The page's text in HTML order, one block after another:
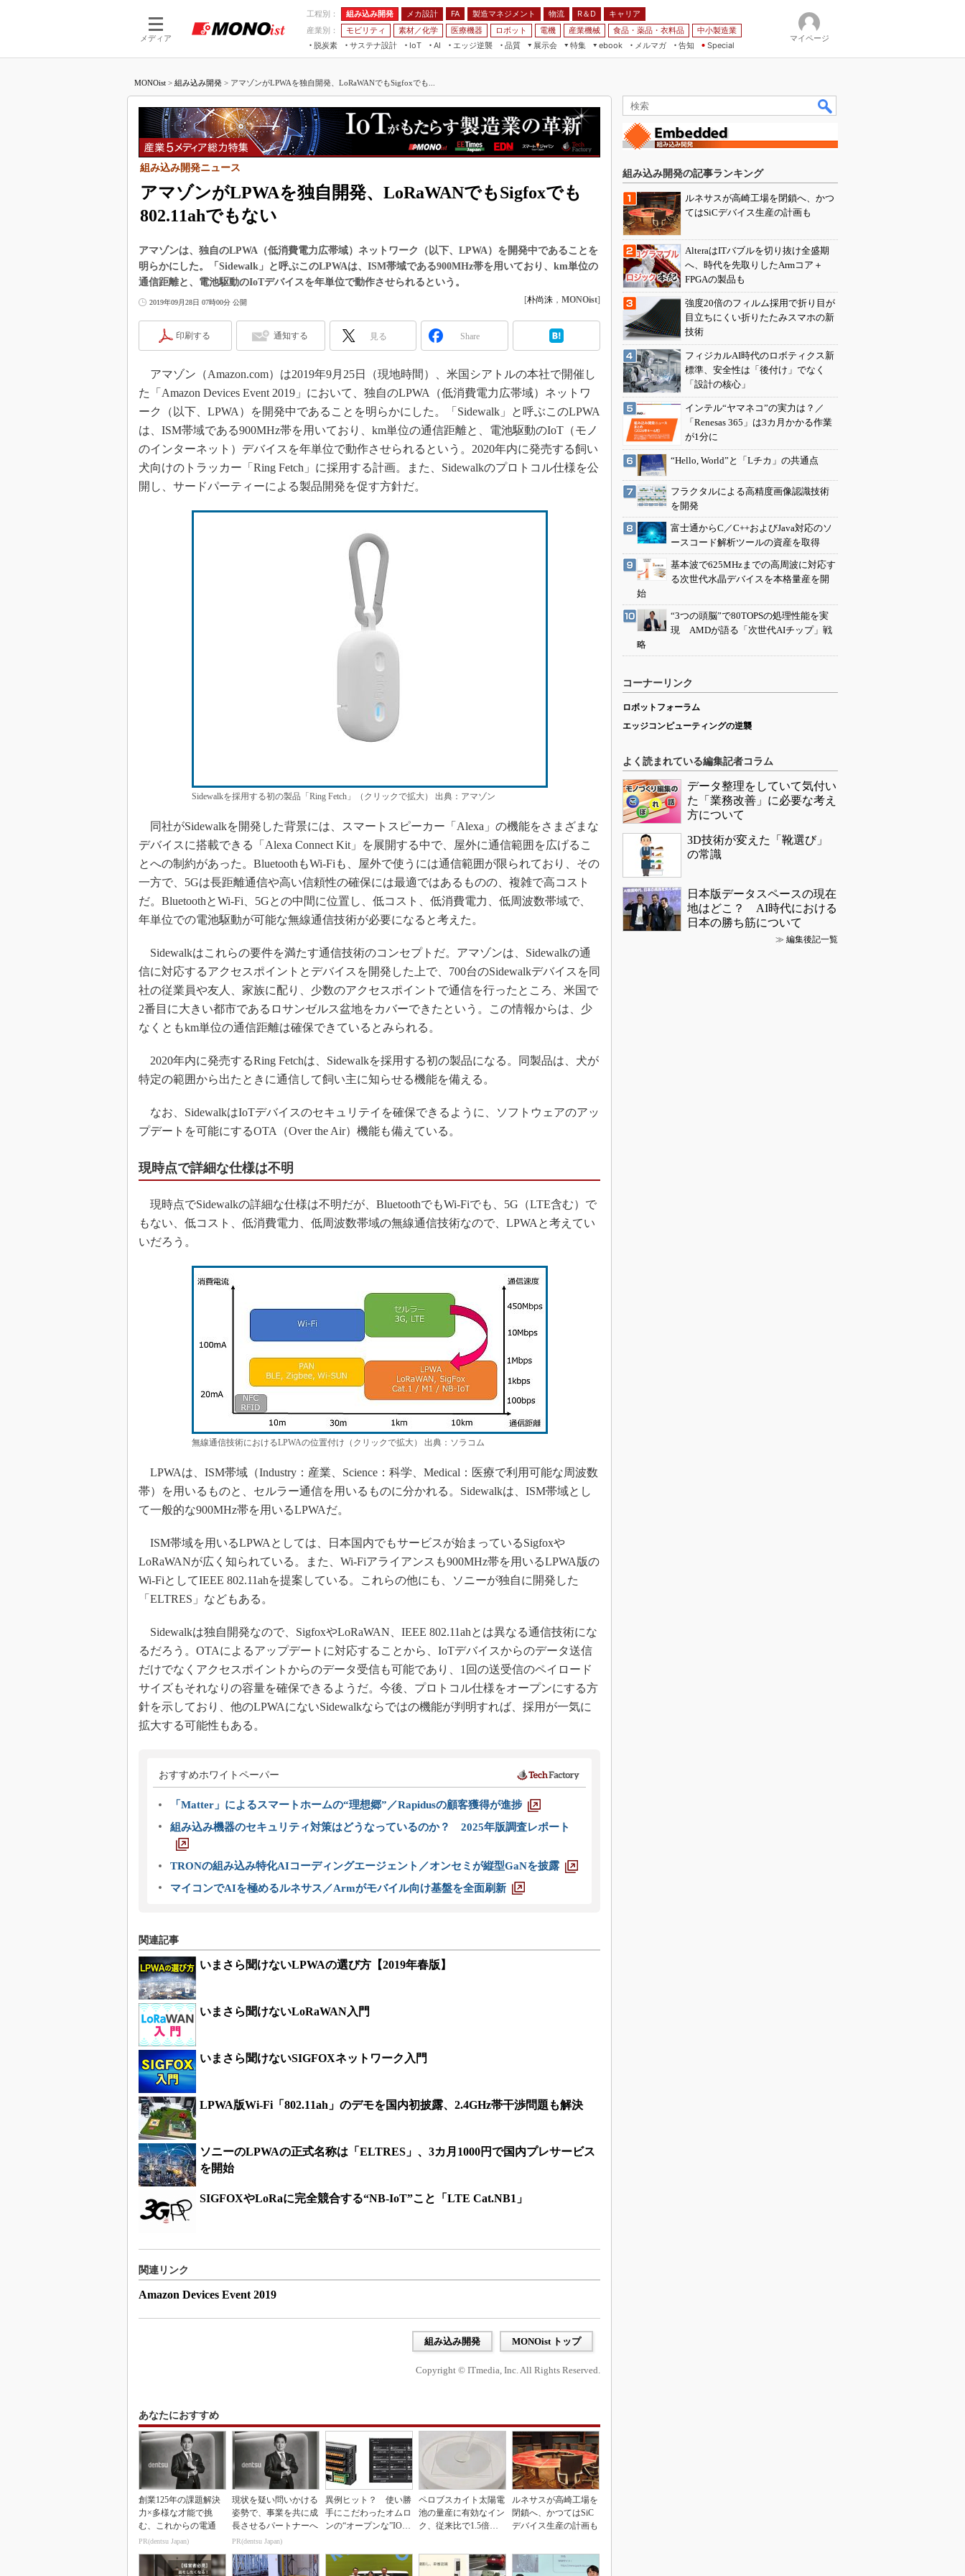
メディア
工程別： 組み込み開発 メカ設計 FA 製造マネジメント 物流 R＆D
キャリア
産業別：
モビリティ 素材／化学 医療機器 ロボット 電機 産業機械 食品・薬品・衣料品
中小製造業
脱炭素
サステナ設計
IoT
つながる工場
つながるサービス
AI
AI×設備保全
Physical AI
エッジ逆襲 品質
展示会
JIMTOF
組込み/エッジ コンピューティング
展＆IoT/5Gソリューション展
IIFES
国際ロボット展
スマート工場EXPO
EdgeTech+
産業オープンネット展
特集
つながるクルマ
5G
VR／AR
フィールドサービス
組み込み画像技術
車載ソフト開発
ISO26262
3Dプリンタ
デジタルツインとCAE
S＆OP
インダストリー4.0
イノベーション
製造業ビッグデータ
ebook
製造マネジメント
FA
モビリティ
メルマガ
告知 Special
マイページ
MONOist > 組み込み開発 > アマゾンがLPWAを独自開発、LoRaWANでもSigfoxでも...
アマゾンがLPWAを独自開発、LoRaWANでもSigfoxでも
802.11ahでもない
組み込み開発ニュース
アマゾンは、独自のLPWA（低消費電力広帯域）ネットワーク（以下、LPWA）を開発中であることを
明らかにした。「Sidewalk」と呼ぶこのLPWAは、ISM帯域である900MHz帯を用いており、km単位の
通信距離と、電池駆動のIoTデバイスを年単位で動作させられるという。
2019年09月28日 07時00分 公開 [朴尚洙 ， MONOist]
印刷する 通知する 見る Share
アマゾン（Amazon.com）は2019年9月25日（現地時間）、米国シアトルの本社で開催し
た「Amazon Devices Event 2019」において、独自のLPWA（低消費電力広帯域）ネットワ
ーク（以下、LPWA）を開発中であることを明らかにした。「Sidewalk」と呼ぶこのLPWA
は、ISM帯域である900MHz帯を用いており、km単位の通信距離と、電池駆動のIoT（モノ
のインターネット）デバイスを年単位で動作させられるという。2020年内に発売する飼い
犬向けのトラッカー「Ring Fetch」に採用する計画。また、Sidewalkのプロトコル仕様を公
開し、サードパーティーによる製品開発を促す方針だ。
Sidewalkを採用する初の製品「Ring Fetch」（クリックで拡大） 出典：アマゾン
同社がSidewalkを開発した背景には、スマートスピーカー「Alexa」の機能をさまざまな
デバイスに搭載できる「Alexa Connect Kit」を展開する中で、屋外に通信範囲を広げるこ
とへの制約があった。BluetoothもWi-Fiも、屋外で使うには通信範囲が限られており、その
一方で、5Gは長距離通信や高い信頼性の確保には最適ではあるものの、複雑で高コスト
だ。BluetoothとWi-Fi、5Gとの中間に位置し、低コスト、低消費電力、低周波数帯域で、
年単位での電池駆動が可能な無線通信技術が必要になると考えた。
Sidewalkはこれらの要件を満たす通信技術のコンセプトだ。アマゾンは、Sidewalkの通
信に対応するアクセスポイントとデバイスを開発した上で、700台のSidewalkデバイスを同
社の従業員や友人、家族に配り、少数のアクセスポイントで通信を行ったところ、米国で
2番目に大きい都市であるロサンゼルス盆地をカバーできたという。この情報からは、少
なくともkm単位の通信距離は確保できているとみられる。
2020年内に発売するRing Fetchは、Sidewalkを採用する初の製品になる。同製品は、犬が
特定の範囲から出たときに通信して飼い主に知らせる機能を備える。
なお、SidewalkはIoTデバイスのセキュリテイを確保できるように、ソフトウェアのアッ
プデートを可能にするOTA（Over the Air）機能も備えている。
現時点で詳細な仕様は不明
現時点でSidewalkの詳細な仕様は不明だが、BluetoothでもWi-Fiでも、5G（LTE含む）で
もない、低コスト、低消費電力、低周波数帯域の無線通信技術なので、LPWAと考えてい
いだろう。
無線通信技術におけるLPWAの位置付け（クリックで拡大） 出典：ソラコム
LPWAは、ISM帯域（Industry：産業、Science：科学、Medical：医療で利用可能な周波数
帯）を用いるものと、セルラー通信を用いるものに分かれる。Sidewalkは、ISM帯域とし
て一般的な900MHz帯を用いるLPWAだ。
ISM帯域を用いるLPWAとしては、日本国内でもサービスが始まっているSigfoxや
LoRaWANが広く知られている。また、Wi-Fiアライアンスも900MHz帯を用いるLPWA版の
Wi-FiとしてIEEE 802.11ahを提案している。これらの他にも、ソニーが独自に開発した
「ELTRES」などもある。
Sidewalkは独自開発なので、SigfoxやLoRaWAN、IEEE 802.11ahとは異なる通信技術にな
るだろう。OTAによるアップデートに対応することから、IoTデバイスからのデータ送信
だけでなくアクセスポイントからのデータ受信も可能であり、1回の送受信のペイロード
サイズもそれなりの容量を確保できるようだ。今後、プロトコル仕様をオープンにする方
針を示しており、他のLPWAにないSidewalkならではの機能が判明すれば、採用が一気に
拡大する可能性もある。
おすすめホワイトペーパー
「Matter」によるスマートホームの“理想郷”／Rapidusの顧客獲得が進捗
組み込み機器のセキュリティ対策はどうなっているのか？ 2025年版調査レポート
TRONの組み込み特化AIコーディングエージェント／オンセミが縦型GaNを披露
マイコンでAIを極めるルネサス／Armがモバイル向け基盤を全面刷新
関連記事
いまさら聞けないLPWAの選び方【2019年春版】
いまさら聞けないLoRaWAN入門
いまさら聞けないSIGFOXネットワーク入門
LPWA版Wi-Fi「802.11ah」のデモを国内初披露、2.4GHz帯干渉問題も解決
ソニーのLPWAの正式名称は「ELTRES」、3カ月1000円で国内プレサービス
を開始
SIGFOXやLoRaに完全競合する“NB-IoT”こと「LTE Cat.NB1」
関連リンク
Amazon Devices Event 2019
組み込み開発 MONOist トップ
Copyright © ITmedia, Inc. All Rights Reserved.
あなたにおすすめ
創業125年の課題解決
力×多様な才能で挑
む、これからの電通
PR(dentsu Japan)
現状を疑い問いかける
姿勢で、事業を共に成
長させるパートナーへ
PR(dentsu Japan)
異例ヒット？ 使い勝
手にこだわったオムロ
ンの“オープンな”IO-L
ペロブスカイト太陽電
池の量産に有効なイン
ク、従来比で1.5倍の
ルネサスが高崎工場を
閉鎖へ、かつてはSiC
デバイス生産の計画も
組み込み開発の記事ランキング
ルネサスが高崎工場を閉鎖へ、かつ
てはSiCデバイス生産の計画も
AlteraはITバブルを切り抜け全盛期
へ、時代を先取りしたArmコア＋
FPGAの製品も
強度20倍のフィルム採用で折り目が
目立ちにくい折りたたみスマホの新
技術
フィジカルAI時代のロボティクス新
標準、安全性は「後付け」でなく
「設計の核心」
インテル“ヤマネコ”の実力は？／
「Renesas 365」は3カ月かかる作業
が1分に
“Hello, World”と「Lチカ」の共通点
フラクタルによる高精度画像認識技術
を開発
富士通からC／C++およびJava対応のソ
ースコード解析ツールの資産を取得
基本波で625MHzまでの高周波に対応す
る次世代水晶デバイスを本格量産を開
始
“3つの頭脳”で80TOPSの処理性能を実
現 AMDが語る「次世代AIチップ」戦
略
コーナーリンク
ロボットフォーラム
エッジコンピューティングの逆襲
よく読まれている編集記者コラム
データ整理をしていて気付い
た「業務改善」に必要な考え
方について
3D技術が変えた「靴選び」
の常識
日本版データスペースの現在
地はどこ？ AI時代における
日本の勝ち筋について
≫ 編集後記一覧